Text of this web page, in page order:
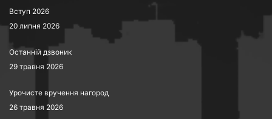
Вступ 2026
20 липня 2026
Останній дзвоник
29 травня 2026
Урочисте вручення нагород
26 травня 2026